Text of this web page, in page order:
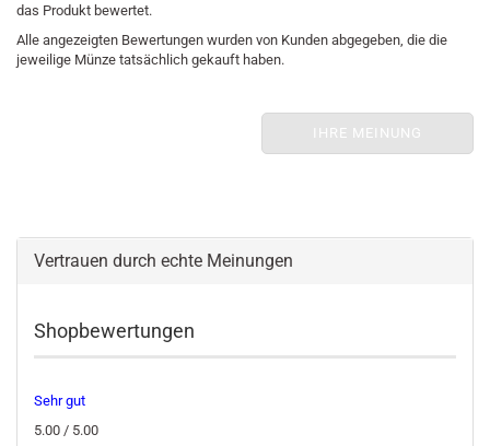
das Produkt bewertet.
Alle angezeigten Bewertungen wurden von Kunden abgegeben, die die
jeweilige Münze tatsächlich gekauft haben.
IHRE MEINUNG
Vertrauen durch echte Meinungen
Shopbewertungen
Sehr gut
5.00 / 5.00